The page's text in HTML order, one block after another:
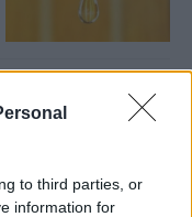
to third parties, or
information for